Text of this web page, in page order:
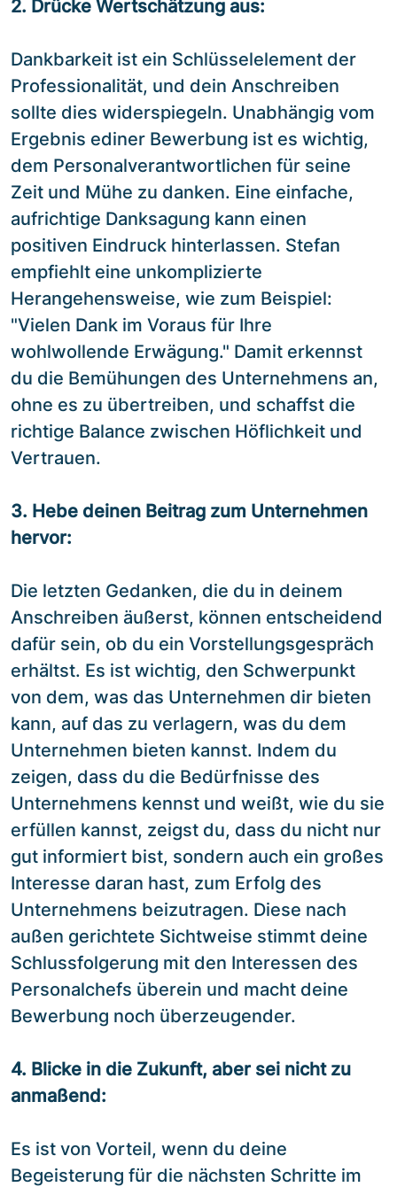
2. Drücke Wertschätzung aus:
Dankbarkeit ist ein Schlüsselelement der
Professionalität, und dein Anschreiben
sollte dies widerspiegeln. Unabhängig vom
Ergebnis ediner Bewerbung ist es wichtig,
dem Personalverantwortlichen für seine
Zeit und Mühe zu danken. Eine einfache,
aufrichtige Danksagung kann einen
positiven Eindruck hinterlassen. Stefan
empfiehlt eine unkomplizierte
Herangehensweise, wie zum Beispiel:
"Vielen Dank im Voraus für Ihre
wohlwollende Erwägung." Damit erkennst
du die Bemühungen des Unternehmens an,
ohne es zu übertreiben, und schaffst die
richtige Balance zwischen Höflichkeit und
Vertrauen.
3. Hebe deinen Beitrag zum Unternehmen
hervor:
Die letzten Gedanken, die du in deinem
Anschreiben äußerst, können entscheidend
dafür sein, ob du ein Vorstellungsgespräch
erhältst. Es ist wichtig, den Schwerpunkt
von dem, was das Unternehmen dir bieten
kann, auf das zu verlagern, was du dem
Unternehmen bieten kannst. Indem du
zeigen, dass du die Bedürfnisse des
Unternehmens kennst und weißt, wie du sie
erfüllen kannst, zeigst du, dass du nicht nur
gut informiert bist, sondern auch ein großes
Interesse daran hast, zum Erfolg des
Unternehmens beizutragen. Diese nach
außen gerichtete Sichtweise stimmt deine
Schlussfolgerung mit den Interessen des
Personalchefs überein und macht deine
Bewerbung noch überzeugender.
4. Blicke in die Zukunft, aber sei nicht zu
anmaßend:
Es ist von Vorteil, wenn du deine
Begeisterung für die nächsten Schritte im